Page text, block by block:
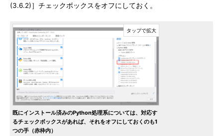
(3.6.2)］チェックボックスをオフにしておく。
既にインストール済みのPython処理系については、対応す
るチェックボックスがあれば、それをオフにしておくのも1
つの手（赤枠内）